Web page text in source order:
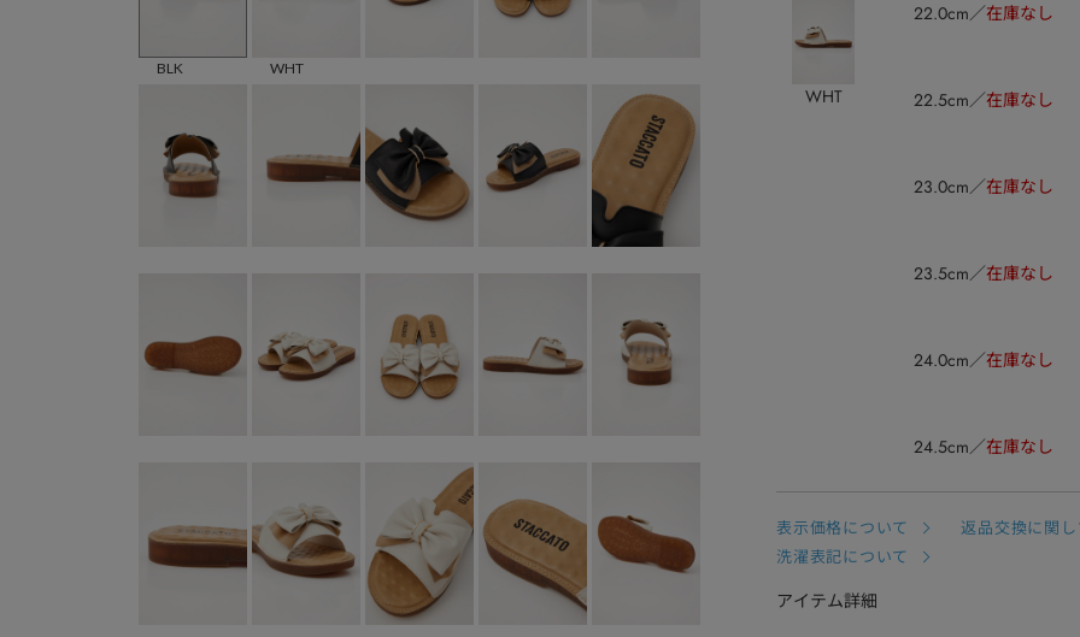
BLK WHT
WHT
22.0cm 在庫なし
22.5cm 在庫なし
23.0cm 在庫なし
23.5cm 在庫なし
24.0cm 在庫なし
24.5cm 在庫なし
表示価格について 返品交換に関し
洗濯表記について
アイテム詳細